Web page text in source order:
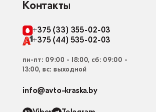
Контакты
+375 (33) 355-02-03
+375 (44) 535-02-03
пн-пт: 09:00 - 18:00, сб: 09:00 -
13:00, вс: выходной
info@avto-kraska.by